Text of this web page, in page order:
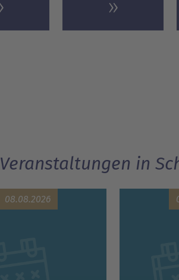
Veranstaltungen in
08.08.2026